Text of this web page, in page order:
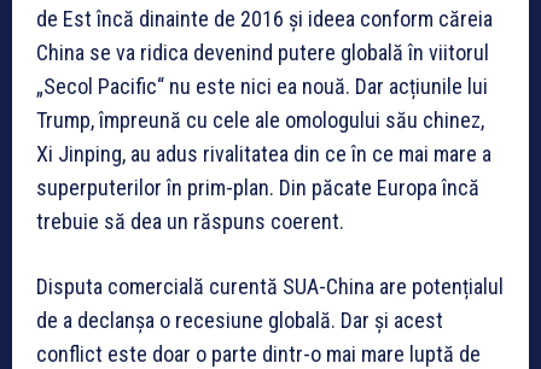
de Est încă dinainte de 2016 și ideea conform căreia
China se va ridica devenind putere globală în viitorul
„Secol Pacific“ nu este nici ea nouă. Dar acțiunile lui
Trump, împreună cu cele ale omologului său chinez,
Xi Jinping, au adus rivalitatea din ce în ce mai mare a
superputerilor în prim-plan. Din păcate Europa încă
trebuie să dea un răspuns coerent.
Disputa comercială curentă SUA-China are potențialul
de a declanșa o recesiune globală. Dar și acest
conflict este doar o parte dintr-o mai mare luptă de